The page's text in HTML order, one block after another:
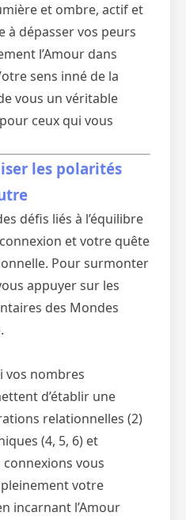
et ombre, actif et
à dépasser vos peurs
l’Amour dans
sens inné de la
vous un véritable
ceux qui vous
les polarités
défis liés à l’équilibre
et votre quête
Pour surmonter
appuyer sur les
des Mondes
vos nombres
d’établir une
relationnelles (2)
(4, 5, 6) et
connexions vous
votre
incarnant l’Amour